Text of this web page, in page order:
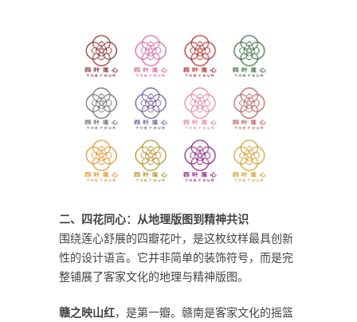
二、四花同心：从地理版图到精神共识
围绕莲心舒展的四瓣花叶，是这枚纹样最具创新
性的设计语言。它并非简单的装饰符号，而是完
整铺展了客家文化的地理与精神版图。
赣之映山红，是第一瓣。赣南是客家文化的摇篮